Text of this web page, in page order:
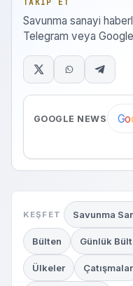
TAKIP ET
Savunma sanayi
Telegram veya
GOOGLE NEWS Go
KEŞFET Savunma
Bülten Günlük
Ülkeler Çatışmalar